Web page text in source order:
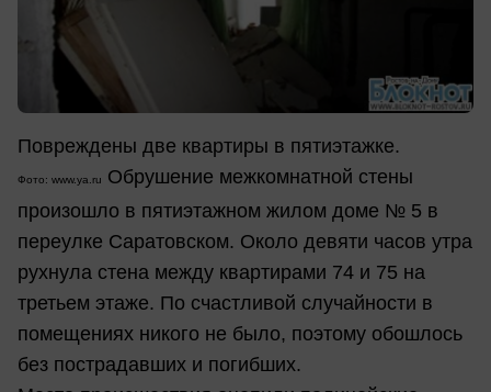
Повреждены две квартиры в пятиэтажке.
Фото: www.ya.ru
Обрушение межкомнатной стены
произошло в пятиэтажном жилом доме № 5 в
переулке Саратовском. Около девяти часов утра
рухнула стена между квартирами 74 и 75 на
третьем этаже. По счастливой случайности в
помещениях никого не было, поэтому обошлось
без пострадавших и погибших.